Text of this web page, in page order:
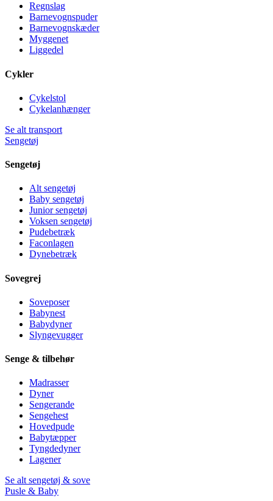
Regnslag
Barnevognspuder
Barnevognskæder
Myggenet
Liggedel
Cykler
Cykelstol
Cykelanhænger
Se alt transport
Sengetøj
Sengetøj
Alt sengetøj
Baby sengetøj
Junior sengetøj
Voksen sengetøj
Pudebetræk
Faconlagen
Dynebetræk
Sovegrej
Soveposer
Babynest
Babydyner
Slyngevugger
Senge & tilbehør
Madrasser
Dyner
Sengerande
Sengehest
Hovedpude
Babytæpper
Tyngdedyner
Lagener
Se alt sengetøj & sove
Pusle & Baby